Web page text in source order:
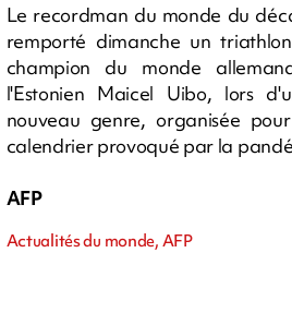
Le recordman du monde du
remporté dimanche un
champion du monde
l'Estonien Maicel Uibo, lors
nouveau genre, organisée
calendrier provoqué par la
AFP
Actualités du monde, AFP